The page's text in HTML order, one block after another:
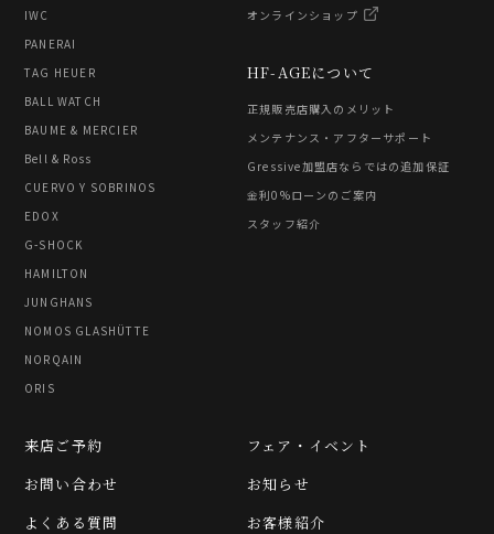
IWC
PANERAI
TAG HEUER
BALL WATCH
BAUME & MERCIER
Bell & Ross
CUERVO Y SOBRINOS
EDOX
G-SHOCK
HAMILTON
JUNGHANS
NOMOS GLASHÜTTE
NORQAIN
ORIS
HF-AGEについて
正規販売店購入のメリット
メンテナンス・アフターサポート
Gressive加盟店ならではの追加保証
金利0%ローンのご案内
スタッフ紹介
オンラインショップ
フェア・イベント
お知らせ
お客様紹介
来店ご予約
お問い合わせ
よくある質問